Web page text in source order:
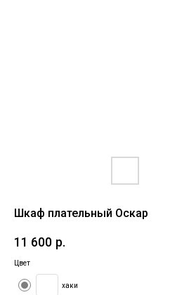
Шкаф плательный Оскар
11 600 р.
Цвет
хаки